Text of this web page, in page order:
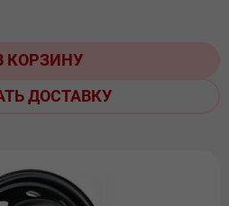
КОРЗИНУ
ДОСТАВКУ